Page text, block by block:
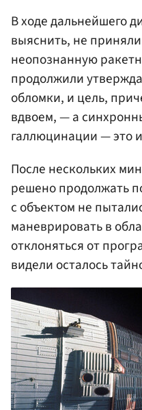
В ходе дальнейшего
выяснить, не
неопознанную
продолжили
обломки, и цель,
вдвоем, — а
галлюцинации — это
После нескольких
решено продолжать
с объектом не
маневрировать в
отклоняться от
видели осталось